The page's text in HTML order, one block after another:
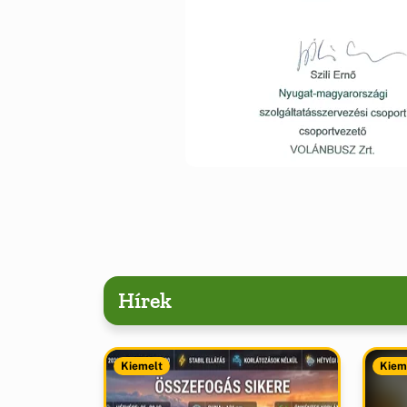
Hírek
Kiemelt